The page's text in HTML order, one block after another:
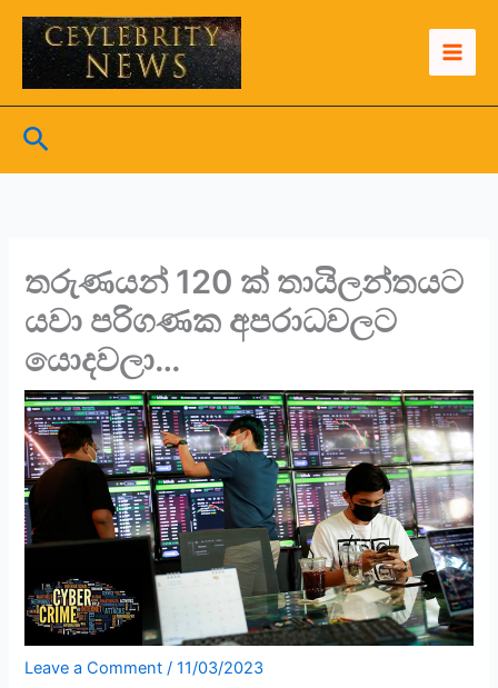
Skip
content
Search
තරුණයන් 120 ක් තායිලන්තයට
යවා පරිගණක අපරාධවලට
යොදවලා…
Leave a Comment /11/03/2023